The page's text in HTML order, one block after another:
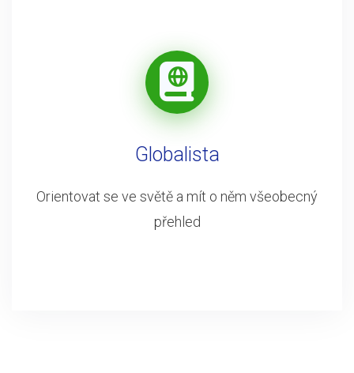
Globalista
Orientovat se ve světě a mít o něm všeobecný
přehled